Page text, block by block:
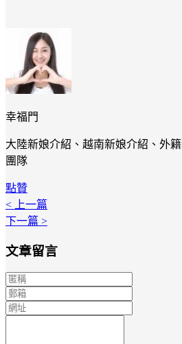
幸福門
大陸新娘介紹、越南新娘介紹、外
團隊
點贊
< 上一篇
下一篇 >
文章留言